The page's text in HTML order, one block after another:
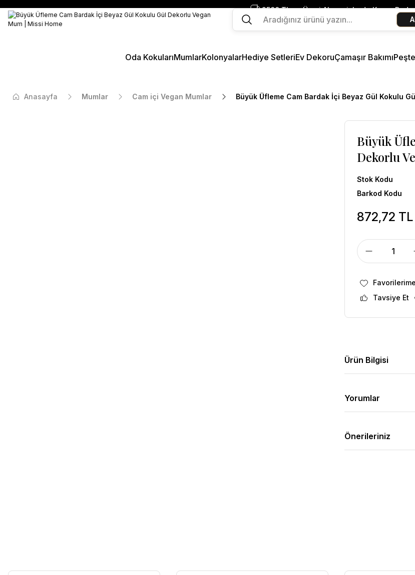
2500 TL ve Üzeri Alışverişlerde Kargo
Ege Esintisi 2 Al 1 Öde
Missi Kokularda 3 Al 2 Öde
Oda KokularıMumlarKolonyalarHediye SetleriEv DekoruÇamaşır Bakımı
Anasayfa Mumlar Cam içi Vegan Mumlar Büyük Üfleme Cam Bardak İçi Beyaz Gül Kokulu
Büyük
Dekorlu
Stok Kodu
Barkod Kodu
872,72 TL
Tavsiye Et
Ürün Bilgisi
Yorumlar
Önerileriniz